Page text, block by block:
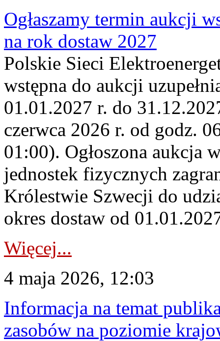
Ogłaszamy termin aukcji
na rok dostaw 2027
Polskie Sieci
wstępna do aukcji
01.01.2027 r. do
czerwca 2026 r. od godz.
01:00). Ogłoszona aukcja
jednostek fizycznych
Królestwie Szwecji do
okres dostaw od
Więcej...
4 maja 2026, 12:03
Informacja na temat
zasobów na poziomie